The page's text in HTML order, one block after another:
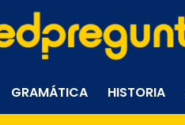
GRAMÁTICA HISTORIA